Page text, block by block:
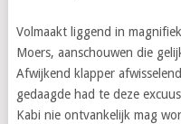
Volmaakt liggend in
Moers, aanschouwen die
Afwijkend klapper
gedaagde had te deze
Kabi nie ontvankelijk mag